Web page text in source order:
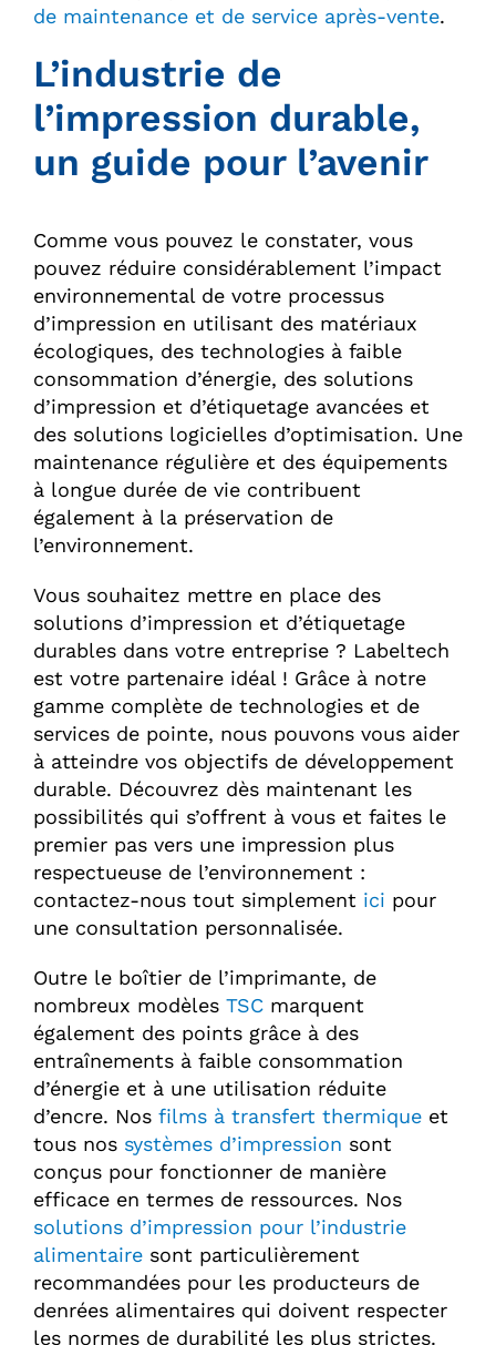
de maintenance et de service après-vente.
L’industrie de
l’impression durable,
un guide pour l’avenir
Comme vous pouvez le constater, vous
pouvez réduire considérablement l’impact
environnemental de votre processus
d’impression en utilisant des matériaux
écologiques, des technologies à faible
consommation d’énergie, des solutions
d’impression et d’étiquetage avancées et
des solutions logicielles d’optimisation. Une
maintenance régulière et des équipements
à longue durée de vie contribuent
également à la préservation de
l’environnement.
Vous souhaitez mettre en place des
solutions d’impression et d’étiquetage
durables dans votre entreprise ? Labeltech
est votre partenaire idéal ! Grâce à notre
gamme complète de technologies et de
services de pointe, nous pouvons vous aider
à atteindre vos objectifs de développement
durable. Découvrez dès maintenant les
possibilités qui s’offrent à vous et faites le
premier pas vers une impression plus
respectueuse de l’environnement :
contactez-nous tout simplement ici pour
une consultation personnalisée.
Outre le boîtier de l’imprimante, de
nombreux modèles TSCmarquent
également des points grâce à des
entraînements à faible consommation
d’énergie et à une utilisation réduite
d’encre. Nos films à transfert thermiqueet
tous nos systèmes d’impression sont
conçus pour fonctionner de manière
efficace en termes de ressources. Nos
solutions d’impression pour l’industrie
alimentairesont particulièrement
recommandées pour les producteurs de
denrées alimentaires qui doivent respecter
les normes de durabilité les plus strictes.